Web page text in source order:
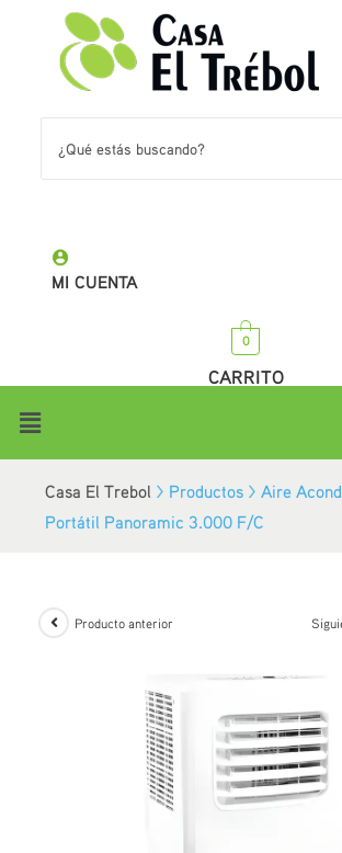
MI CUENTA
0
CARRITO
Casa El Trebol > Productos >Aire
Portátil Panoramic 3.000 F/C
Producto anterior